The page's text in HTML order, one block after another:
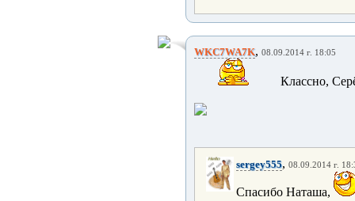
WKC7WA7K, 08.09.2014 г. 18:05
Классно,
sergey555, 08.09.2014 г.
Спасибо Наташа,